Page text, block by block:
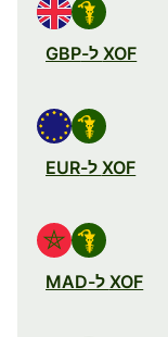
XOF ל-GBP
XOF ל-EUR
XOF ל-MAD